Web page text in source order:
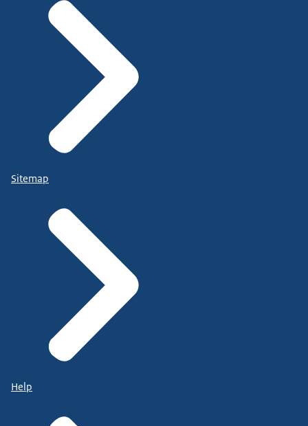
Sitemap
Help